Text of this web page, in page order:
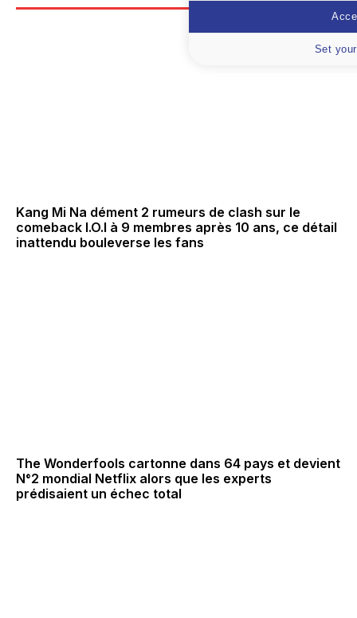
Kang Mi Na dément 2 rumeurs de clash sur le
comeback I.O.I à 9 membres après 10 ans, ce détail
inattendu bouleverse les fans
The Wonderfools cartonne dans 64 pays et devient
N°2 mondial Netflix alors que les experts
prédisaient un échec total
Set